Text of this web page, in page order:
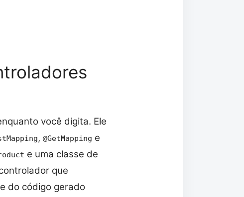
você digita. Ele
, @GetMapping e
e uma classe de
que
do código gerado